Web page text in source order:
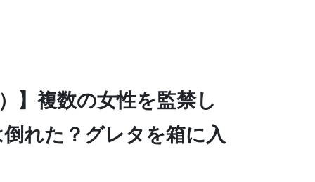
】複数の女性を監禁し
れた？グレタを箱に入